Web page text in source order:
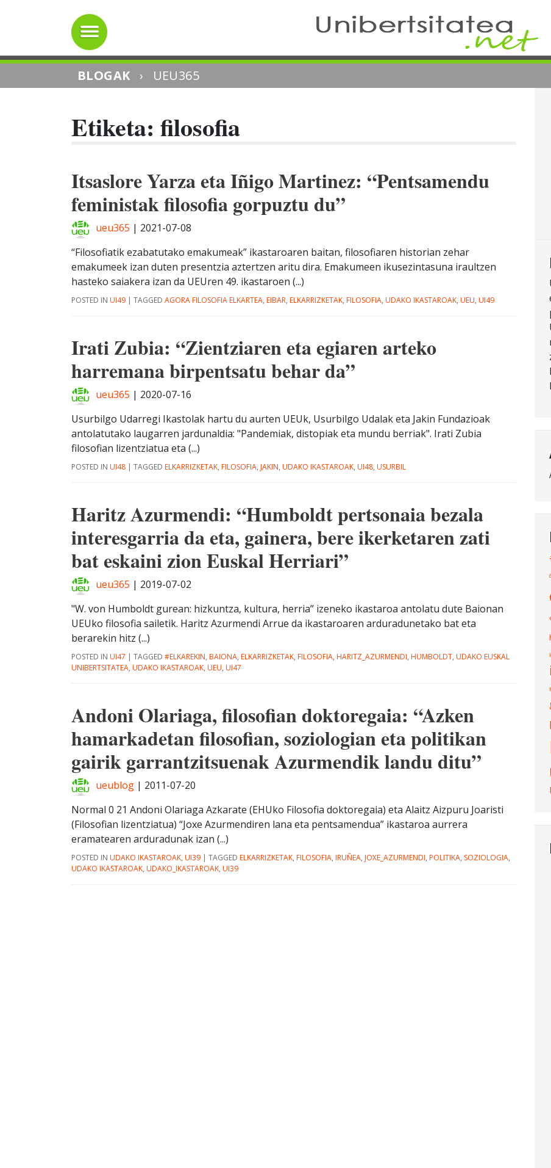
BLOGAK › UEU365
Etiketa: filosofia
Itsaslore Yarza eta Iñigo Martinez: “Pentsamendu
feministak filosofia gorpuztu du”
ueu365 | 2021-07-08
“Filosofiatik ezabatutako emakumeak” ikastaroaren baitan, filosofiaren historian zehar
emakumeek izan duten presentzia aztertzen aritu dira. Emakumeen ikusezintasuna iraultzen
hasteko saiakera izan da UEUren 49. ikastaroen (...)
POSTED IN UI49 | TAGGED AGORA FILOSOFIA ELKARTEA, EIBAR, ELKARRIZKETAK, FILOSOFIA, UDAKO IKASTAROAK, UEU, UI49
Irati Zubia: “Zientziaren eta egiaren arteko
harremana birpentsatu behar da”
ueu365 | 2020-07-16
Usurbilgo Udarregi Ikastolak hartu du aurten UEUk, Usurbilgo Udalak eta Jakin Fundazioak
antolatutako laugarren jardunaldia: "Pandemiak, distopiak eta mundu berriak". Irati Zubia
filosofian lizentziatua eta (...)
POSTED IN UI48 | TAGGED ELKARRIZKETAK, FILOSOFIA, JAKIN, UDAKO IKASTAROAK, UI48, USURBIL
Haritz Azurmendi: “Humboldt pertsonaia bezala
interesgarria da eta, gainera, bere ikerketaren zati
bat eskaini zion Euskal Herriari”
ueu365 | 2019-07-02
"W. von Humboldt gurean: hizkuntza, kultura, herria” izeneko ikastaroa antolatu dute Baionan
UEUko filosofia sailetik. Haritz Azurmendi Arrue da ikastaroaren arduradunetako bat eta
berarekin hitz (...)
POSTED IN UI47 | TAGGED #ELKAREKIN, BAIONA, ELKARRIZKETAK, FILOSOFIA, HARITZ_AZURMENDI, HUMBOLDT, UDAKO EUSKAL
UNIBERTSITATEA, UDAKO IKASTAROAK, UEU, UI47
Andoni Olariaga, filosofian doktoregaia: “Azken
hamarkadetan filosofian, soziologian eta politikan
gairik garrantzitsuenak Azurmendik landu ditu”
ueublog | 2011-07-20
Normal 0 21 Andoni Olariaga Azkarate (EHUko Filosofia doktoregaia) eta Alaitz Aizpuru Joaristi
(Filosofian lizentziatua) “Joxe Azurmendiren lana eta pentsamendua” ikastaroa aurrera
eramatearen arduradunak izan (...)
POSTED IN UDAKO IKASTAROAK, UI39 | TAGGED ELKARRIZKETAK, FILOSOFIA, IRUÑEA, JOXE_AZURMENDI, POLITIKA, SOZIOLOGIA,
UDAKO IKASTAROAK, UDAKO_IKASTAROAK, UI39